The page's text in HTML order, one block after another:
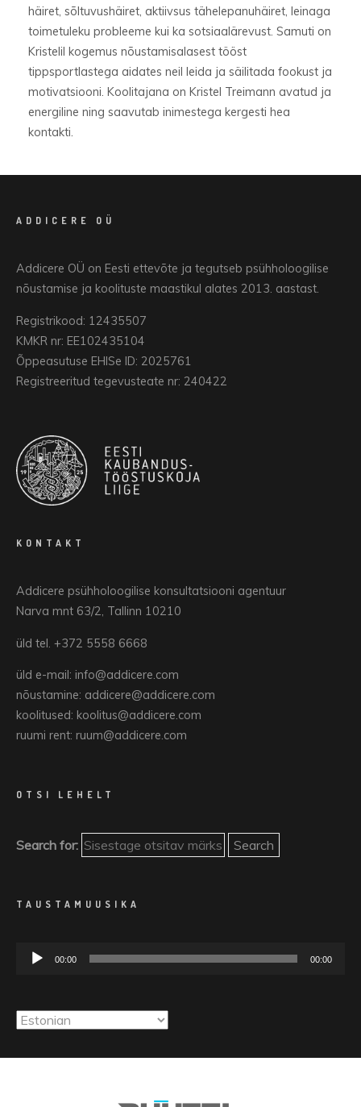
häiret, sõltuvushäiret, aktiivsus tähelepanuhäiret, leinaga
toimetuleku probleeme kui ka sotsiaalärevust. Samuti on
Kristelil kogemus nõustamisalasest tööst
tippsportlastega aidates neil leida ja säilitada fookust ja
motivatsiooni. Koolitajana on Kristel Treimann avatud ja
energiline ning saavutab inimestega kergesti hea
kontakti.
ADDICERE OÜ
Addicere OÜ on Eesti ettevõte ja tegutseb psühholoogilise
nõustamise ja koolituste maastikul alates 2013. aastast.
Registrikood: 12435507
KMKR nr: EE102435104
Õppeasutuse EHISe ID: 2025761
Registreeritud tegevusteate nr: 240422
KONTAKT
Addicere psühholoogilise konsultatsiooni agentuur
Narva mnt 63/2, Tallinn 10210
üld tel. +372 5558 6668
üld e-mail: info@addicere.com
nõustamine: addicere@addicere.com
koolitused: koolitus@addicere.com
ruumi rent: ruum@addicere.com
OTSI LEHELT
Search for:
TAUSTAMUUSIKA
Audioesitaja
00:00 00:00